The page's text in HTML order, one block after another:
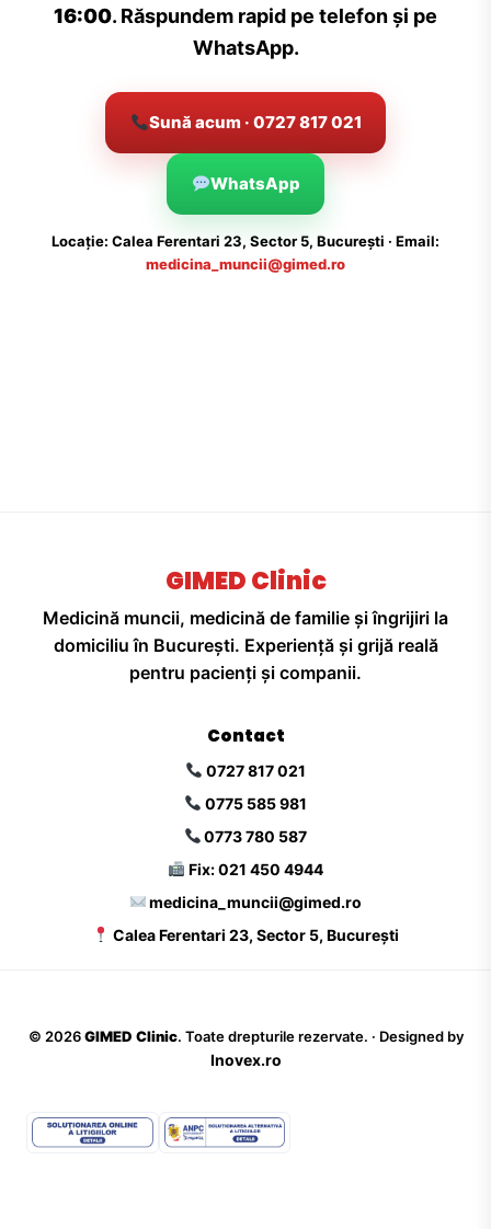
16:00. Răspundem rapid pe telefon și pe
WhatsApp.
Sună acum · 0727 817 021
WhatsApp
Locație: Calea Ferentari 23, Sector 5, București · Email:
medicina_muncii@gimed.ro
GIMED Clinic
Medicină muncii, medicină de familie și îngrijiri la
domiciliu în București. Experiență și grijă reală
pentru pacienți și companii.
Contact
0727 817 021
0775 585 981
0773 780 587
Fix: 021 450 4944
medicina_muncii@gimed.ro
Calea Ferentari 23, Sector 5, București
© 2026 GIMED Clinic. Toate drepturile rezervate. · Designed by
Inovex.ro